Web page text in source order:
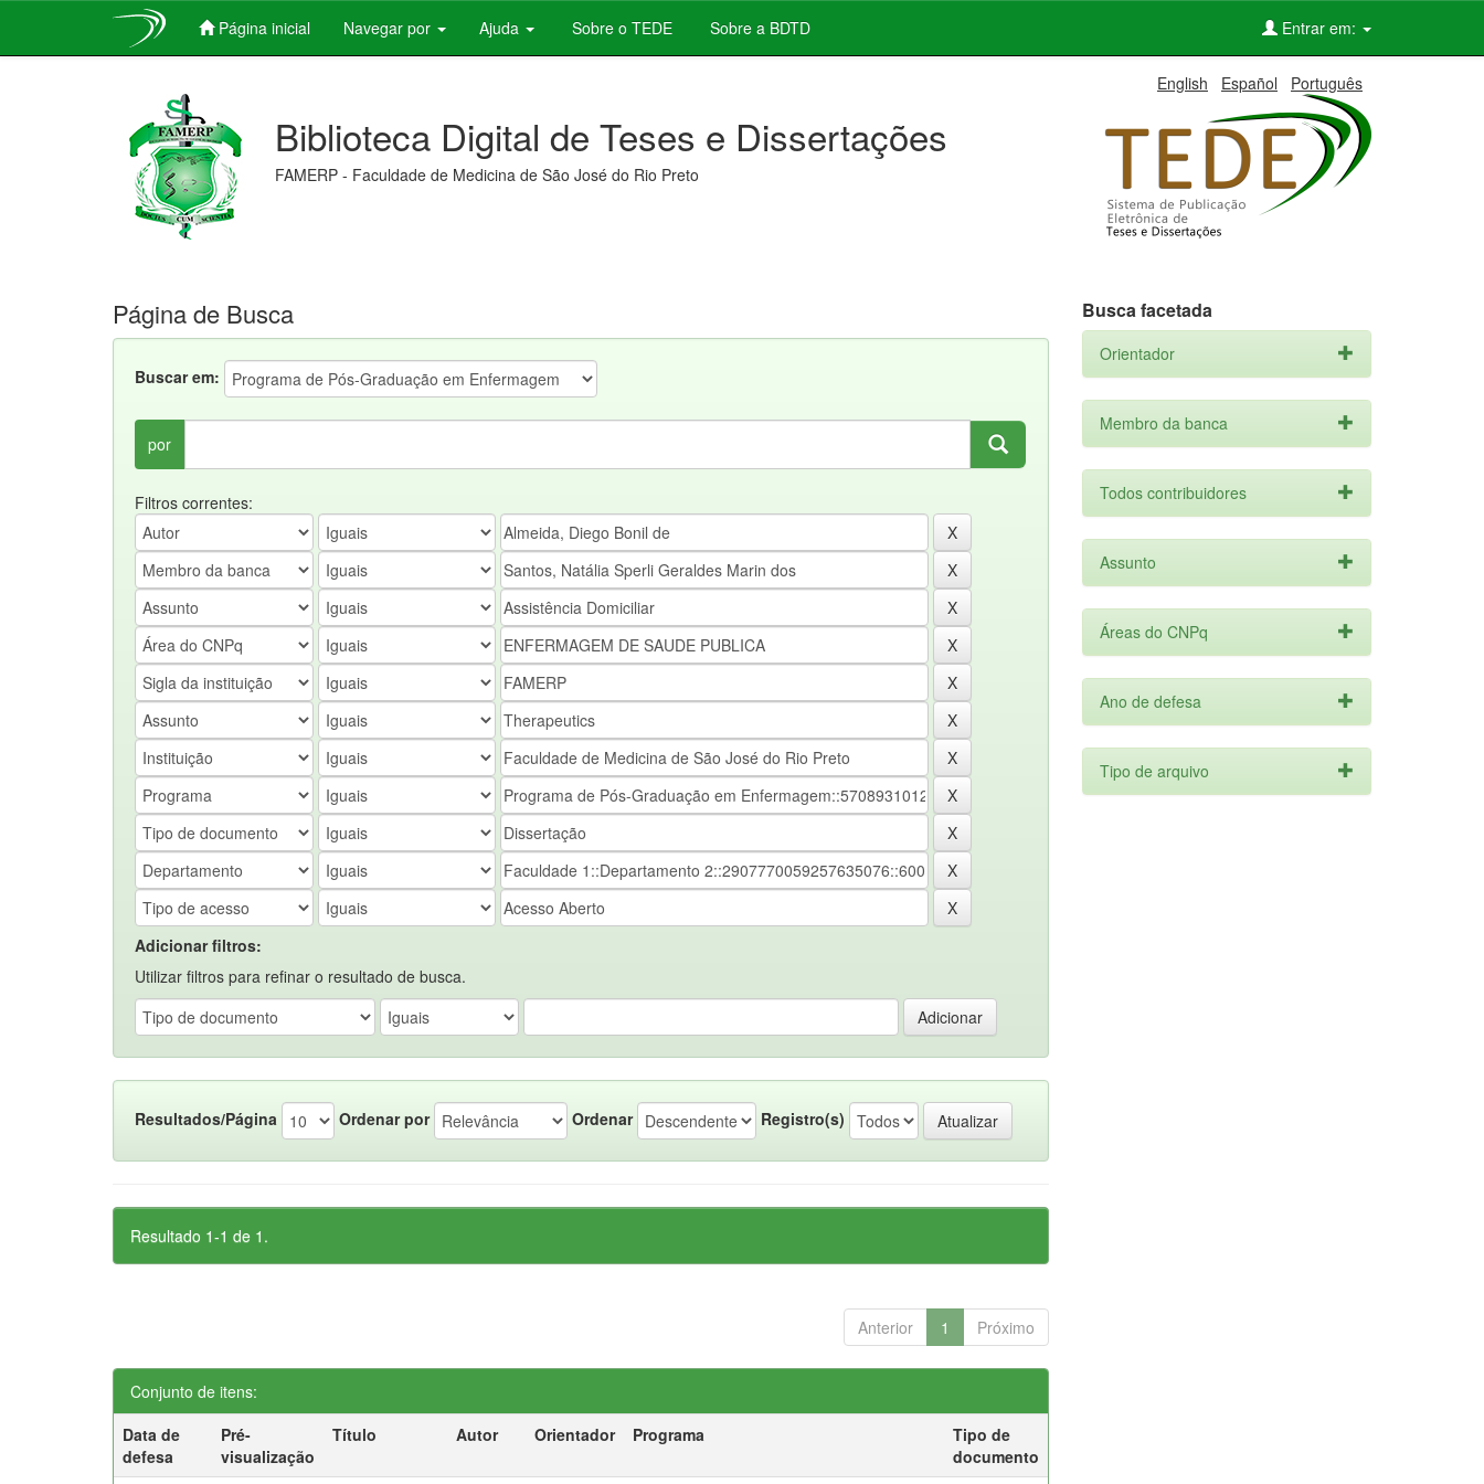
Página inicial Navegar por Ajuda Sobre o TEDE Sobre a BDTD Entrar em:
English Español Português
Biblioteca Digital de Teses e Dissertações
FAMERP - Faculdade de Medicina de São José do Rio Preto
Página de Busca
Buscar em:
por
Filtros correntes:
Adicionar filtros:
Utilizar filtros para refinar o resultado de busca.
Resultados/Página Ordenar por Ordenar Registro(s)
Resultado 1-1 de 1.
Anterior 1 Próximo
Conjunto de itens:
Data de
defesa
Pré-
visualização
Título Autor Orientador Programa
Tipo de
documento
Busca facetada
Orientador
Membro da banca
Todos contribuidores
Assunto
Áreas do CNPq
Ano de defesa
Tipo de arquivo